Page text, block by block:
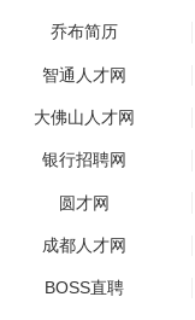
乔布简历
智通人才网
大佛山人才网
银行招聘网
圆才网
成都人才网
BOSS直聘